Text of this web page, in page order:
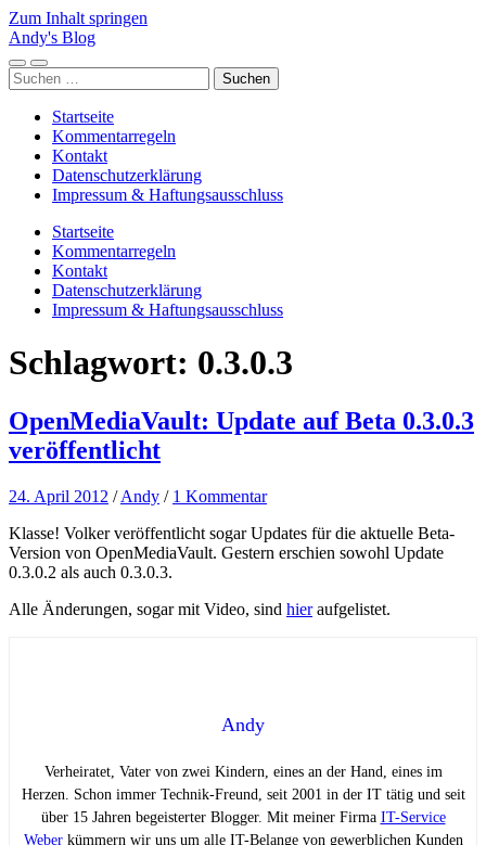
Zum Inhalt springen
Andy's Blog
Mobile-
Menü
Suchfeld
ein-/ausblenden
Suchen
nach:
Startseite
Kommentarregeln
Kontakt
Datenschutzerklärung
Impressum & Haftungsausschluss
Startseite
Kommentarregeln
Kontakt
Datenschutzerklärung
Impressum & Haftungsausschluss
Schlagwort: 0.3.0.3
OpenMediaVault: Update auf Beta 0.3.0.3
veröffentlicht
24. April 2012 /Andy / 1 Kommentar
Klasse! Volker veröffentlicht sogar Updates für die aktuelle Beta-
Version von OpenMediaVault. Gestern erschien sowohl Update
0.3.0.2 als auch 0.3.0.3.
Alle Änderungen, sogar mit Video, sind hieraufgelistet.
Andy
Verheiratet, Vater von zwei Kindern, eines an der Hand, eines im
Herzen. Schon immer Technik-Freund, seit 2001 in der IT tätig und seit
über 15 Jahren begeisterter Blogger. Mit meiner Firma IT-Service
Weberkümmern wir uns um alle IT-Belange von gewerblichen Kunden